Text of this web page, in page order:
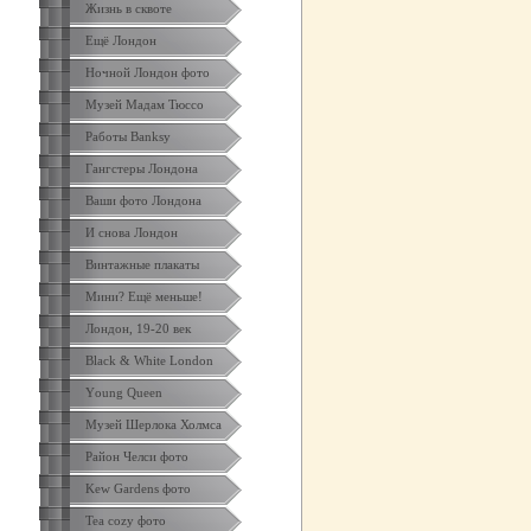
Жизнь в сквоте
Ещё Лондон
Ночной Лондон фото
Музей Мадам Тюссо
Работы Banksy
Гангстеры Лондона
Ваши фото Лондона
И снова Лондон
Винтажные плакаты
Мини? Ещё меньше!
Лондон, 19-20 век
Black & White London
Yоung Queen
Музей Шерлока Холмса
Район Челси фото
Kew Gardens фото
Tea cozy фото